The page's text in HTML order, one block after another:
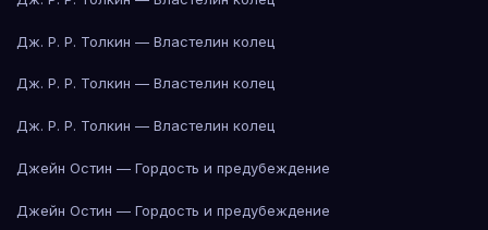
Дж. Р. Р. Толкин — Властелин колец
Дж. Р. Р. Толкин — Властелин колец
Дж. Р. Р. Толкин — Властелин колец
Джейн Остин — Гордость и предубеждение
Джейн Остин — Гордость и предубеждение